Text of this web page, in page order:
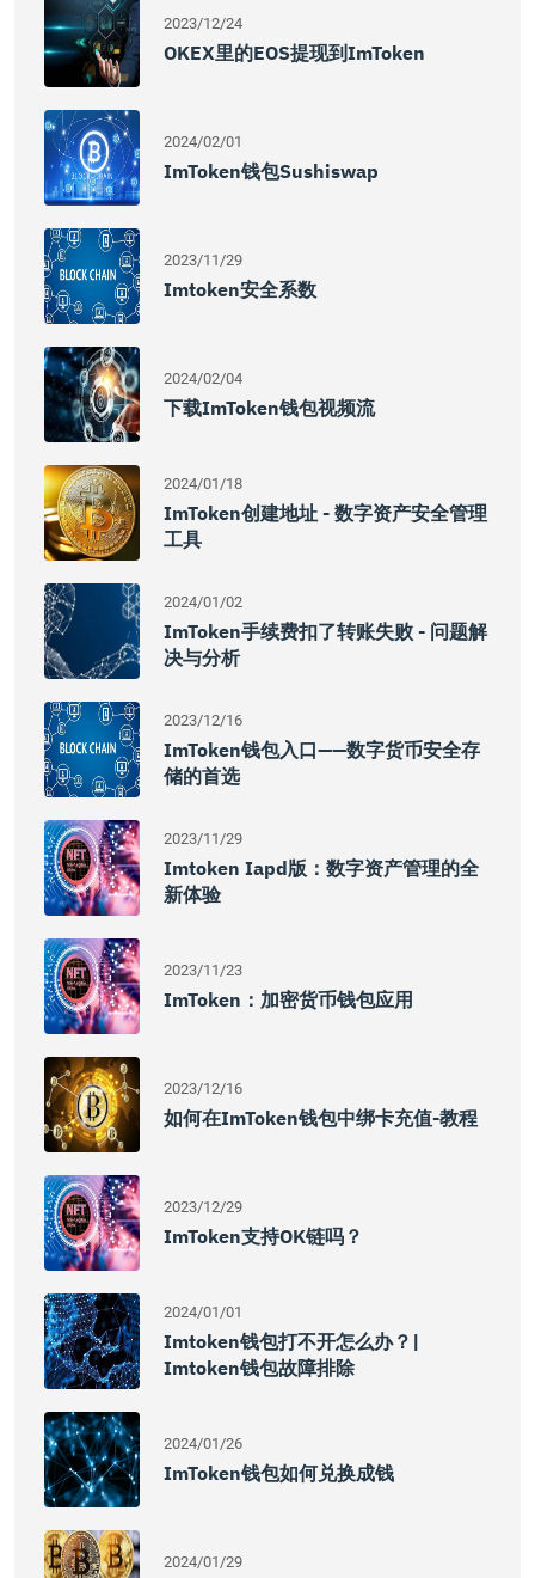
2023/12/24
OKEX里的EOS提现到imToken
2024/02/01
ImToken钱包Sushiswap
2023/11/29
Imtoken安全系数
2024/02/04
下载imToken钱包视频流
2024/01/18
ImToken创建地址 - 数字资产安全管理
工具
2024/01/02
ImToken手续费扣了转账失败 - 问题解
决与分析
2023/12/16
ImToken钱包入口——数字货币安全存
储的首选
2023/11/29
Imtoken Iapd版：数字资产管理的全
新体验
2023/11/23
ImToken：加密货币钱包应用
2023/12/16
如何在imToken钱包中绑卡充值-教程
2023/12/29
ImToken支持OK链吗？
2024/01/01
Imtoken钱包打不开怎么办？|
Imtoken钱包故障排除
2024/01/26
ImToken钱包如何兑换成钱
2024/01/29